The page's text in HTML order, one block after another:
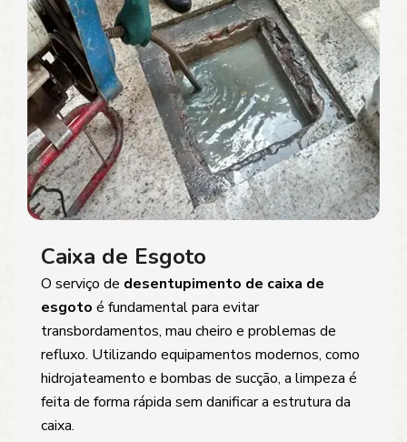
Caixa de Esgoto
O serviço de desentupimento de caixa de
esgoto é fundamental para evitar
transbordamentos, mau cheiro e problemas de
refluxo. Utilizando equipamentos modernos, como
hidrojateamento e bombas de sucção, a limpeza é
feita de forma rápida sem danificar a estrutura da
caixa.